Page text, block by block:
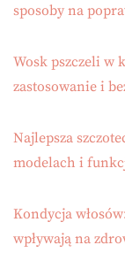
sposoby na
Wosk pszczeli w
zastosowanie i
Najlepsza
modelach i
Kondycja
wpływają na